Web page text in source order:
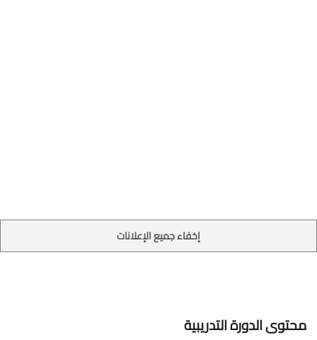
إخفاء جميع الإعلانات
محتوى الدورة التدريبية